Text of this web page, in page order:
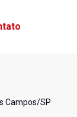
Campos/SP